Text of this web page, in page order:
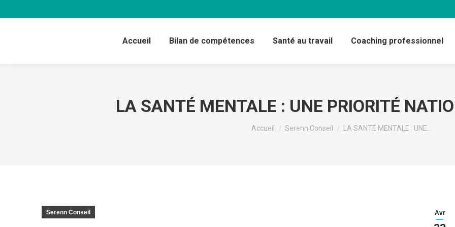
Accueil Bilan de compétences Santé au travail Coaching professionnel
LA SANTÉ MENTALE : UNE PRIORITÉ
Vous êtes ici :
Accueil Serenn Conseil LA SANTÉ MENTALE : UNE…
Avr
Serenn Conseil